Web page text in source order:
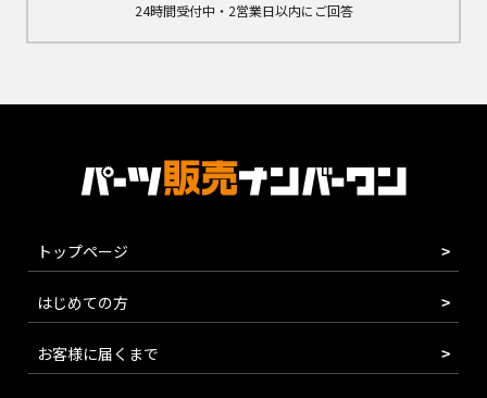
24時間受付中・2営業日以内にご回答
トップページ
はじめての方
お客様に届くまで